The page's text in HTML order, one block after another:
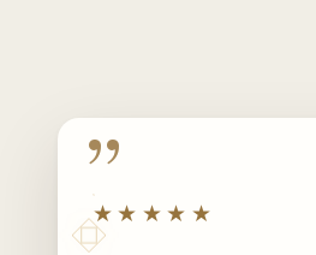
★★★★★